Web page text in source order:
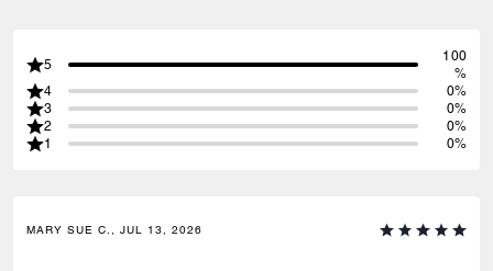
5
100
%
4
0%
3
0%
2
0%
1
0%
MARY SUE C., JUL 13, 2026